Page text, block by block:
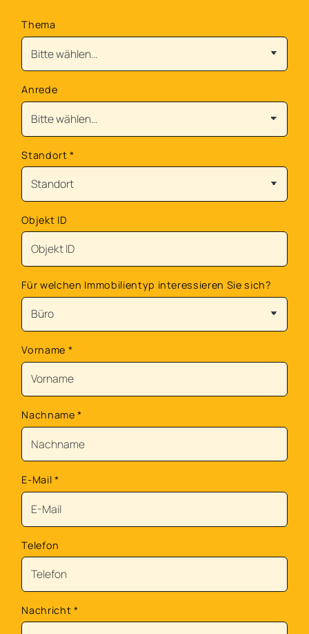
Thema
Anrede
Standort*
Objekt ID
Für welchen Immobilientyp interessieren Sie sich?
Vorname *
Nachname*
E-Mail *
Telefon
Nachricht *